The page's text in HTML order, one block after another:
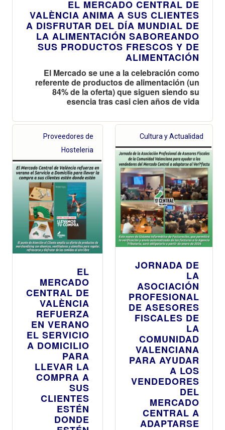
EL MERCADO CENTRAL DE
VALÈNCIA ANIMA A SUS CLIENTES
A DISFRUTAR DEL DÍA MUNDIAL DE
LA ALIMENTACIÓN SABOREANDO
SUS PRODUCTOS FRESCOS Y DE
ALIMENTACIÓN
El Mercado se une a la celebración como
referente de productos de alimentación (un
84% de la oferta) que siguen siendo su
esencia tras casi cien años de vida
Proveedores de
Hosteleria
EL
MERCADO
CENTRAL DE
VALÈNCIA
REFUERZA
EN VERANO
EL SERVICIO
A DOMICILIO
PARA
LLEVAR LA
COMPRA A
SUS
CLIENTES
ESTÉN
DONDE
Cultura y Actualidad
JORNADA DE
LA
ASOCIACIÓN
PROFESIONAL
DE ASESORES
FISCALES DE
LA
COMUNIDAD
VALENCIANA
PARA AYUDAR
A LOS
VENDEDORES
DEL
MERCADO
CENTRAL A
ADAPTARSE